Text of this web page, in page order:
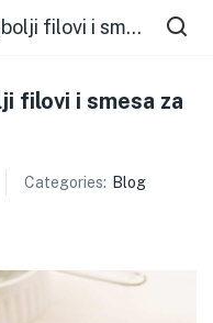
Palačinke recept – Najbolji filovi i smesa za palačinke
filovi i smesa za
Categories: Blog